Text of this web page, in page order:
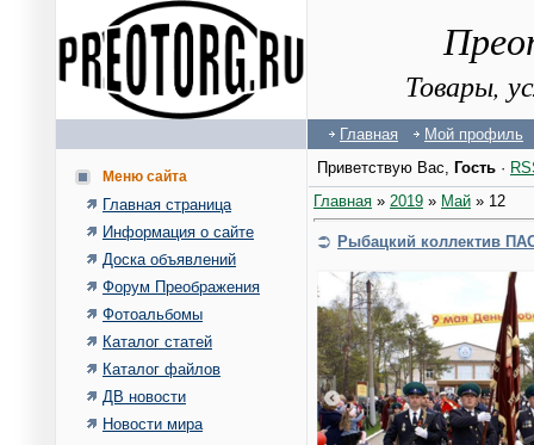
Товары,
Главная Мой профиль
Меню сайта
Главная страница
Информация о сайте
Доска объявлений
Форум Преображения
Фотоальбомы
Каталог статей
Каталог файлов
ДВ новости
Новости мира
Приветствую Вас, Гость ·
Главная » 2019 » Май » 12
Рыбацкий коллектив